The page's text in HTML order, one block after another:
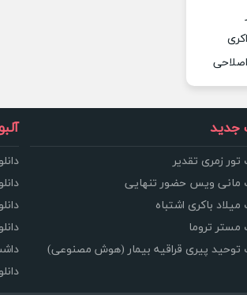
جدید
تور زمری تقدیر
مانی ویس حضور تنهایی
میلاد باکری اشتباه
مستر تروما
توحید پیری قراقیه بیمار (هوش مصنوعی)